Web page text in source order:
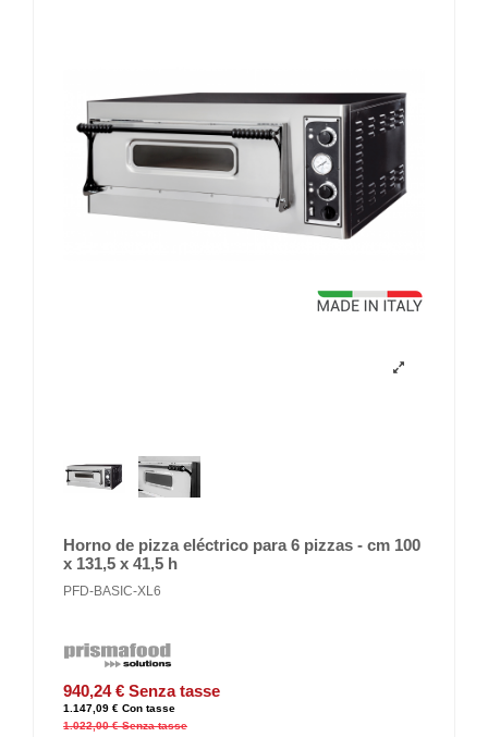
Horno de pizza eléctrico para 6 pizzas - cm 100
x 131,5 x 41,5 h
PFD-BASIC-XL6
940,24 € Senza tasse
1.147,09 € Con tasse
1.022,00 € Senza tasse